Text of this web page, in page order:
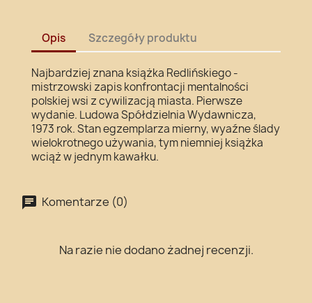
Opis Szczegóły produktu
Najbardziej znana książka Redlińskiego -
mistrzowski zapis konfrontacji mentalności
polskiej wsi z cywilizacją miasta. Pierwsze
wydanie. Ludowa Spółdzielnia Wydawnicza,
1973 rok. Stan egzemplarza mierny, wyaźne ślady
wielokrotnego używania, tym niemniej książka
wciąż w jednym kawałku.
Komentarze (0)
Na razie nie dodano żadnej recenzji.